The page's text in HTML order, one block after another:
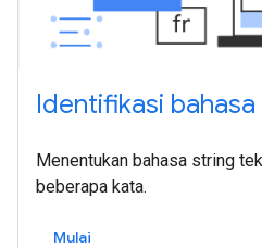
Identifikasi bahasa
Menentukan bahasa string
beberapa kata.
Mulai